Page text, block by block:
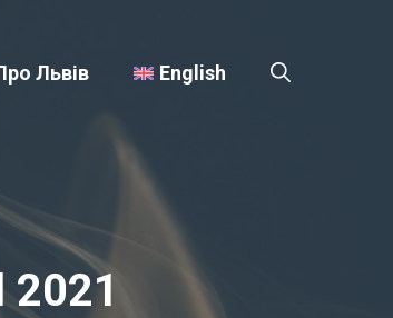
Львів English